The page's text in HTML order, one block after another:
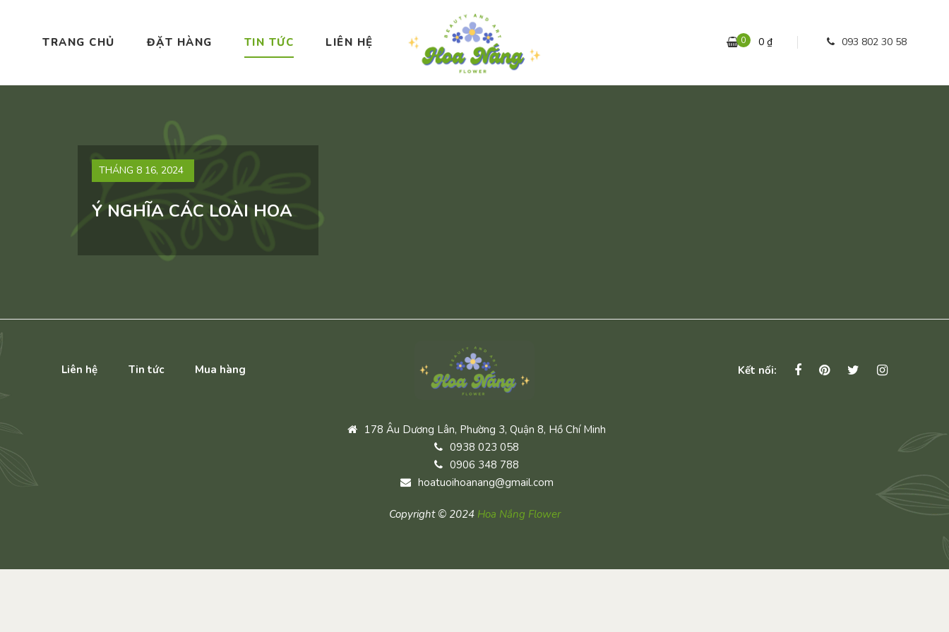
TRANG CHỦ ĐẶT HÀNG TIN TỨC LIÊN HỆ 0 0 ₫ 093 802 30 58
THÁNG 8 16, 2024
Ý NGHĨA CÁC LOÀI HOA
Liên hệ Tin tức Mua hàng Kết nối:
178 Âu Dương Lân, Phường 3, Quận 8, Hồ Chí Minh
0938 023 058
0906 348 788
hoatuoihoanang@gmail.com
Copyright © 2024 Hoa Nắng Flower